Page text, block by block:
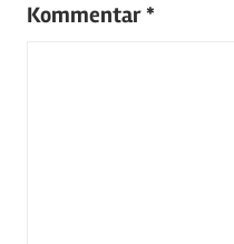
Kommentar *